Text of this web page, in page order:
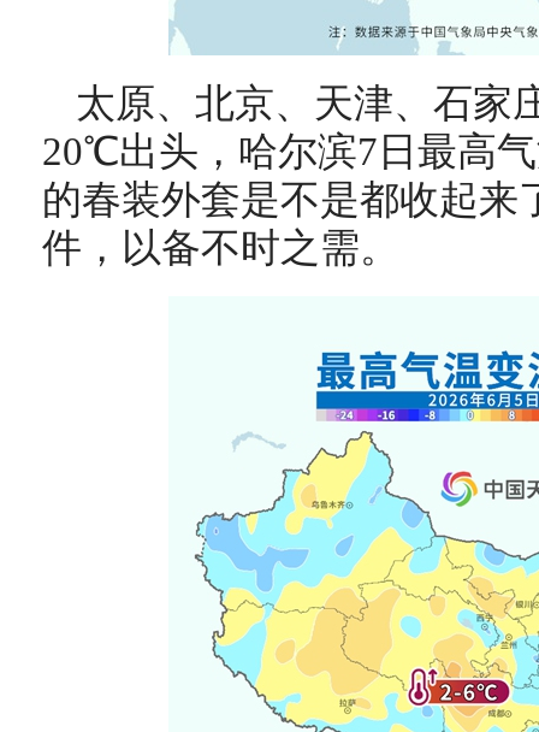
太原、北京、天津、石家
20℃出头，哈尔滨7日最高
的春装外套是不是都收起来
件，以备不时之需。